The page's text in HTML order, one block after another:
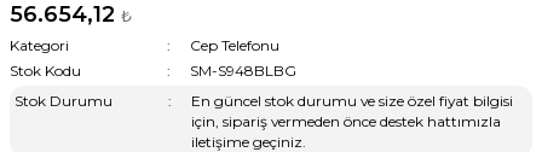
56.654,12 ₺
Kategori
Cep Telefonu
Stok Kodu
SM-S948BLBG
Stok Durumu
En güncel stok durumu ve size özel fiyat bilgisi
için, sipariş vermeden önce destek hattımızla
iletişime geçiniz.